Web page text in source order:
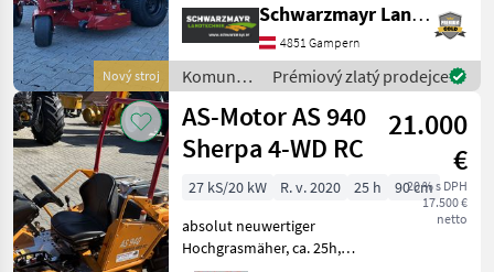
Nový stroj
2 valce, 132 cm iCD Zadný
výhoz s patentovaným
odpružením - Motor:
vzduchové chlad
Schwarzmayr Landtechnik GmbH - Gampern
4851 Gampern
Komunálne
stroje /
Sonstige
Prémiový zlatý prodejce
AS-Motor AS 940
Sherpa 4-WD RC
21.000
€
20 % s DPH
17.500 €
netto
27 kS/20 kW R. v. 2020 25 h
90 cm
absolut neuwertiger
Hochgrasmäher, ca. 25h,